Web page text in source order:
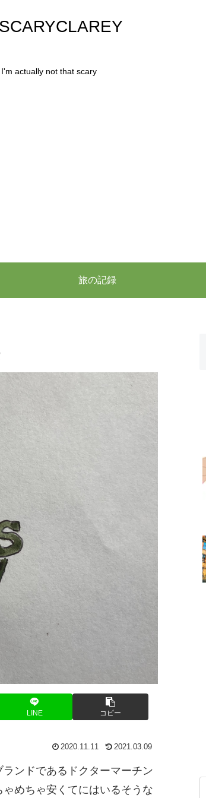
actually not that scary
旅の記録
LINE コピー
2020.11.11 2021.03.09
ンドであるドクターマーチン
めちゃ安くてにはいるそうな